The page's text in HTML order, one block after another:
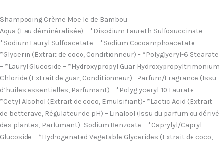
Shampooing Crème Moelle de Bambou
Aqua (Eau déminéralisée) – *Disodium Laureth Sulfosuccinate –
*Sodium Lauryl Sulfoacetate – *Sodium Cocoamphoacetate –
*Glycerin (Extrait de coco, Conditionneur) – *Polyglyeryl-6 Stearate
– *Lauryl Glucoside – *Hydroxypropyl Guar Hydroxypropyltrimonium
Chloride (Extrait de guar, Conditionneur)– Parfum/Fragrance (Issu
d’huiles essentielles, Parfumant) – *Polyglyceryl-10 Laurate –
*Cetyl Alcohol (Extrait de coco, Emulsifiant)- *Lactic Acid (Extrait
de betterave, Régulateur de pH) – Linalool (Issu du parfum ou dérivé
des plantes, Parfumant)- Sodium Benzoate – *Caprylyl/Capryl
Glucoside – *Hydrogenated Vegetable Glycerides (Extrait de coco,